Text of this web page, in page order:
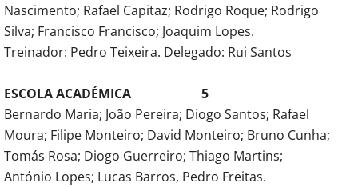
Nascimento; Rafael Capitaz; Rodrigo Roque; Rodrigo
Silva; Francisco Francisco; Joaquim Lopes.
Treinador: Pedro Teixeira. Delegado: Rui Santos
ESCOLA ACADÉMICA 5
Bernardo Maria; João Pereira; Diogo Santos; Rafael
Moura; Filipe Monteiro; David Monteiro; Bruno Cunha;
Tomás Rosa; Diogo Guerreiro; Thiago Martins;
António Lopes; Lucas Barros, Pedro Freitas.